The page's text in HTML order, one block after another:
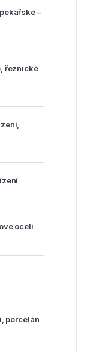
–
řeznické
oceli
porcelán